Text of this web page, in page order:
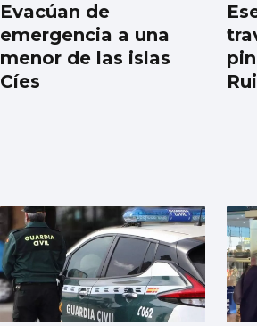
Evacúan de
emergencia a una
menor de las islas
Cíes